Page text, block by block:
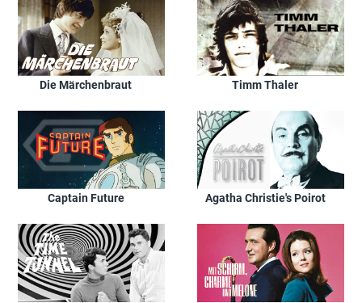
Die Märchenbraut Timm Thaler
Captain Future Agatha Christie's Poirot